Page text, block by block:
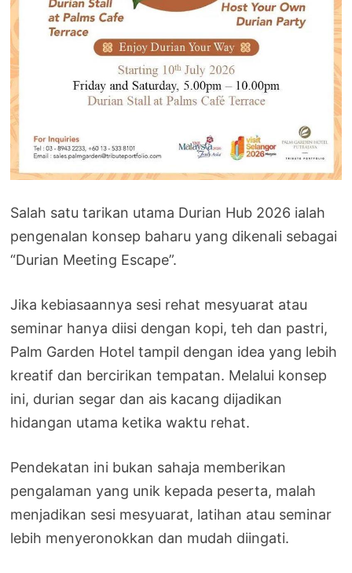
Salah satu tarikan utama Durian Hub 2026 ialah
pengenalan konsep baharu yang dikenali sebagai
“Durian Meeting Escape”.
Jika kebiasaannya sesi rehat mesyuarat atau
seminar hanya diisi dengan kopi, teh dan pastri,
Palm Garden Hotel tampil dengan idea yang lebih
kreatif dan bercirikan tempatan. Melalui konsep
ini, durian segar dan ais kacang dijadikan
hidangan utama ketika waktu rehat.
Pendekatan ini bukan sahaja memberikan
pengalaman yang unik kepada peserta, malah
menjadikan sesi mesyuarat, latihan atau seminar
lebih menyeronokkan dan mudah diingati.